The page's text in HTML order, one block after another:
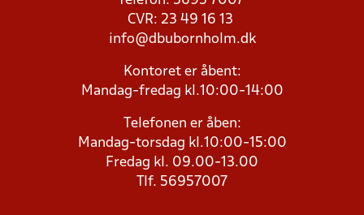
CVR: 23 49 16 13
info@dbubornholm.dk
Kontoret er åbent:
Mandag-fredag kl.10:00-14:00
Telefonen er åben:
Mandag-torsdag kl.10:00-15:00
Fredag kl. 09.00-13.00
Tlf. 56957007